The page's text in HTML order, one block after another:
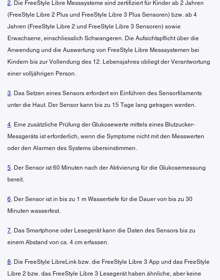
2. Die FreeStyle Libre Messsysteme sind zertifiziert für Kinder ab 2 Jahren
(FreeStyle Libre 2 Plus und FreeStyle Libre 3 Plus Sensoren) bzw. ab 4
Jahren (FreeStyle Libre 2 und FreeStyle Libre 3 Sensoren) sowie
Erwachsene, einschliesslich Schwangeren. Die Aufsichtspflicht über die
Anwendung und die Auswertung von FreeStyle Libre Messsystemen bei
Kindern bis zur Vollendung des 12. Lebensjahres obliegt der Verantwortung
einer volljährigen Person.
3. Das Setzen eines Sensors erfordert ein Einführen des Sensorfilaments
unter die Haut. Der Sensor kann bis zu 15 Tage lang getragen werden.
4. Eine zusätzliche Prüfung der Glukosewerte mittels eines Blutzucker-
Messgeräts ist erforderlich, wenn die Symptome nicht mit den Messwerten
oder den Alarmen des Systems übereinstimmen.
5. Der Sensor ist 60 Minuten nach der Aktivierung für die Glukosemessung
bereit.
6. Der Sensor ist in bis zu 1 m Wassertiefe für die Dauer von bis zu 30
Minuten wasserfest.
7. Das Smartphone oder Lesegerät kann die Daten des Sensors bis zu
einem Abstand von ca. 4 cm erfassen.
8. Die FreeStyle LibreLink bzw. die FreeStyle Libre 3 App und das FreeStyle
Libre 2 bzw. das FreeStyle Libre 3 Lesegerät haben ähnliche, aber keine